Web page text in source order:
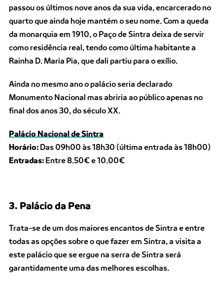
passou os últimos nove anos da sua vida, encarcerado no
quarto que ainda hoje mantém o seu nome. Com a queda
da monarquia em 1910, o Paço de Sintra deixa de servir
como residência real, tendo como última habitante a
Rainha D. Maria Pia, que dali partiu para o exílio.
Ainda no mesmo ano o palácio seria declarado
Monumento Nacional mas abriria ao público apenas no
final dos anos 30, do século XX.
Palácio Nacional de Sintra
Horário: Das 09h00 às 18h30 (última entrada às 18h00)
Entradas: Entre 8.50€ e 10.00€
3. Palácio da Pena
Trata-se de um dos maiores encantos de Sintra e entre
todas as opções sobre o que fazer em Sintra, a visita a
este palácio que se ergue na serra de Sintra será
garantidamente uma das melhores escolhas.